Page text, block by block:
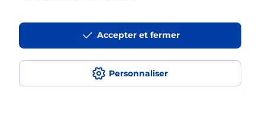
Personnaliser
Accepter et fermer
Localiser